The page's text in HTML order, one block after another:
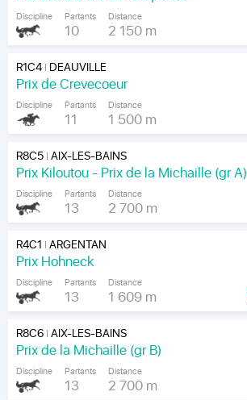
Discipline Partants
10
Distance
2 150 m
R1C4| DEAUVILLE
Prix de Crevecoeur
Discipline Partants
11
Distance
1 500 m
R8C5|AIX-LES-BAINS
Prix Kiloutou - Prix de la Michaille (gr A)
Discipline Partants
13
Distance
2 700 m
R4C1 |ARGENTAN
Prix Hohneck
Discipline Partants
13
Distance
1 609 m
R8C6|AIX-LES-BAINS
Prix de la Michaille (gr B)
Discipline Partants
13
Distance
2 700 m